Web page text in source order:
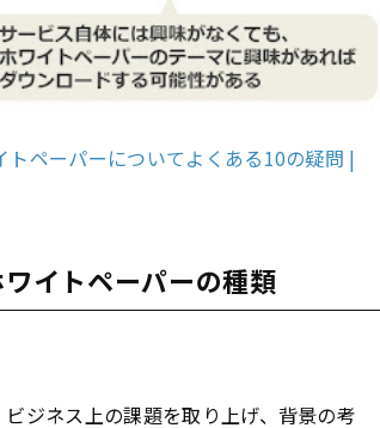
ペーパーについてよくある10の疑問 |
イトペーパーの種類
ジネス上の課題を取り上げ、背景の考